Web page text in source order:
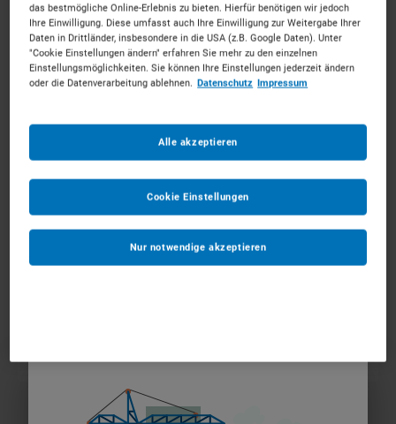
Ab dem*
das bestmögliche Online-Erlebnis zu bieten. Hierfür benötigen wir jedoch
Ihre Einwilligung. Diese umfasst auch Ihre Einwilligung zur Weitergabe Ihrer
Daten in Drittländer, insbesondere in die USA (z.B. Google Daten). Unter
"Cookie Einstellungen ändern" erfahren Sie mehr zu den einzelnen
Einstellungsmöglichkeiten. Sie können Ihre Einstellungen jederzeit ändern
oder die Datenverarbeitung ablehnen. Datenschutz Impressum
Nur notwendige akzeptieren
Alle akzeptieren
Cookie Einstellungen